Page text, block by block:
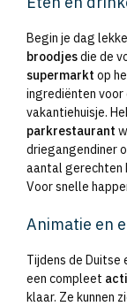
Begin je dag
broodjesdie de
supermarkt op
ingrediënten
vakantiehuisje.
parkrestaurant
driegangendiner
aantal gerechten
Voor snelle
Animatie en
Tijdens de
een compleet
klaar. Ze kunnen